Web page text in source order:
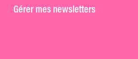
Gérer mes newsletters